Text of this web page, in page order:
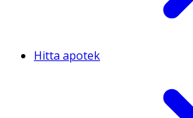
Hitta apotek